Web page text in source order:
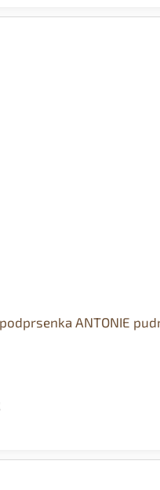
ANTONIE